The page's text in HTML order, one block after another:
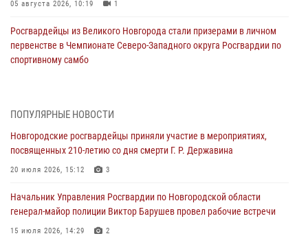
05 августа 2026, 10:19 1
Росгвардейцы из Великого Новгорода стали призерами в личном
первенстве в Чемпионате Северо-Западного округа Росгвардии по
спортивному самбо
детского лагеря
04 августа 2026, 09:13 5
Новгородские росгвардейцы за неделю осуществили 203 выезда на
04 августа 2026, 09:12 1
Радиоэфир программы "Новости дня" на радио "Радио53" от 30
ПОПУЛЯРНЫЕ НОВОСТИ
Новгородские росгвардейцы приняли участие в мероприятиях,
посвященных 210-летию со дня смерти Г. Р. Державина
20 июля 2026, 15:12 3
Начальник Управления Росгвардии по Новгородской области
генерал-майор полиции Виктор Барушев провел рабочие встречи
15 июля 2026, 14:29 2